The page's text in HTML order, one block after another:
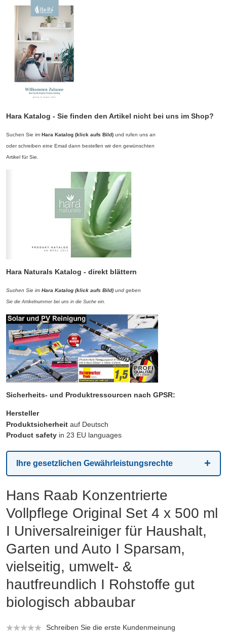
Hara Katalog - Sie finden den Artikel nicht bei uns im Shop?
Suchen Sie im Hara Katalog (klick aufs Bild) und rufen uns an
oder schreiben eine Email dann bestellen wir den gewünschten
Artikel für Sie.
Hara Naturals Katalog - direkt blättern
Suchen Sie im Hara Katalog (klick aufs Bild) und geben
Sie die Artikelnummer bei uns in die Suche ein.
Sicherheits- und Produktressourcen nach GPSR:
Hersteller
Produktsicherheit auf Deutsch
Product safety in 23 EU languages
Ihre gesetzlichen Gewährleistungsrechte
Hans Raab Konzentrierte
Vollpflege Original Set 4 x 500 ml
I Universalreiniger für Haushalt,
Garten und Auto I Sparsam,
vielseitig, umwelt- &
hautfreundlich I Rohstoffe gut
biologisch abbaubar
Schreiben Sie die erste Kundenmeinung